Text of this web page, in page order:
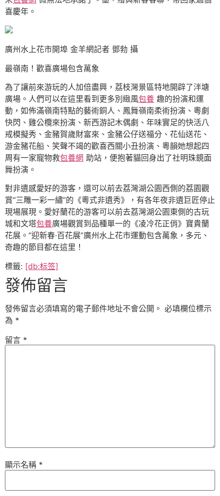
喜慶年。
廣州水上花市開埠 金羊網記者 鄧勃 攝
最嶺南！歡喜廣場包含萬象
為了讓前來游玩的人加倍盡興，荔枝灣景區特地開辟了泮塘
廣場。人們可以在這里看到更多別緻風包養 趣的扮演和運
動，如佈滿嶺南特點的藝術銅人、鳳舞嶺南柔術扮演、粵劇
快閃、雞公欖來扮演、新西游記木偶劇、年味實足的快活八
戒模擬秀、金豬賀歲財富來、金豬公仔送福分、花仙送花、
游金豬花船、笑聲不竭的歡喜西關小丑扮演、粵韻她想起四
周有一家寵物救包養網 助站，便抱著貓回身出了社明珠鏡面
舞扮演。
對非遺感愛好的游客，還可以前去荔灣湖公園西側的荔園觀
賞“三雕一彩一繡”的《粵式非遺秀》，有各年夜非遺巨匠停止
現場展現。愛好蘭花的游客可以前去荔灣湖公園東側的古玩
城和文塔包養廣場觀賞到品種單一的《凌冷花正俏》寶貴蘭
花展。“迎新春·百花展”廣州水上花市運動包含萬象，多元、
奇趣的節目都在這里！
標籤: [db:标签]
發佈留言
發佈留言必須填寫的電子郵件地址不會公開。 必填欄位標示
為 *
留言 *
顯示名稱 *